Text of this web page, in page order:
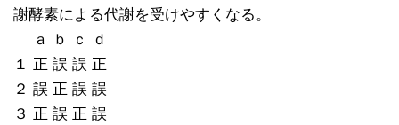
謝酵素による代謝を受けやすくなる。
ａ ｂ ｃ ｄ
１ 正 誤 誤 正
２ 誤 正 誤 誤
３ 正 誤 正 誤